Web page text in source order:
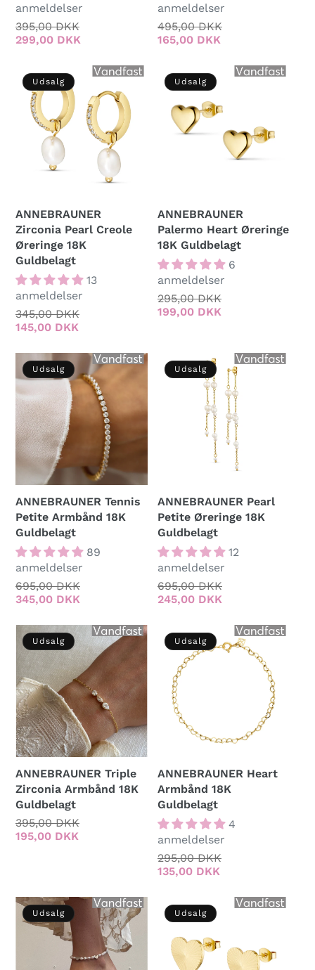
anmeldelser
Normalpris
395,00 DKK
299,00 DKK
anmeldelser
Normalpris
495,00 DKK
165,00 DKK
Udsalg
ANNEBRAUNER
Zirconia Pearl Creole
Øreringe 18K
Guldbelagt
13
anmeldelser
Normalpris
345,00 DKK
145,00 DKK
Udsalg
ANNEBRAUNER
Palermo Heart Øreringe
18K Guldbelagt
6
anmeldelser
Normalpris
295,00 DKK
199,00 DKK
Udsalg
ANNEBRAUNER Tennis
Petite Armbånd 18K
Guldbelagt
89
anmeldelser
Normalpris
695,00 DKK
345,00 DKK
Udsalg
ANNEBRAUNER Pearl
Petite Øreringe 18K
Guldbelagt
12
anmeldelser
Normalpris
695,00 DKK
245,00 DKK
Udsalg
ANNEBRAUNER Triple
Zirconia Armbånd 18K
Guldbelagt
Normalpris
395,00 DKK
195,00 DKK
Udsalg
ANNEBRAUNER Heart
Armbånd 18K
Guldbelagt
4
anmeldelser
Normalpris
295,00 DKK
135,00 DKK
Udsalg Udsalg